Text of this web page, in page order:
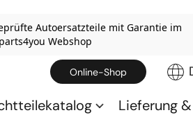
Autoersatzteile mit Garantie im
Webshop
Online-Shop
Lieferung